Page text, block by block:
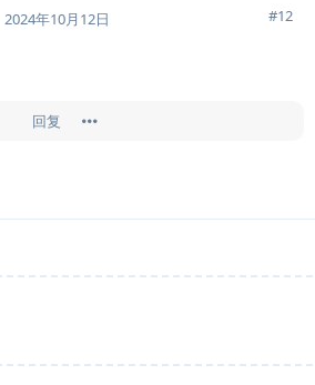
2024年10月12日 #12
回复